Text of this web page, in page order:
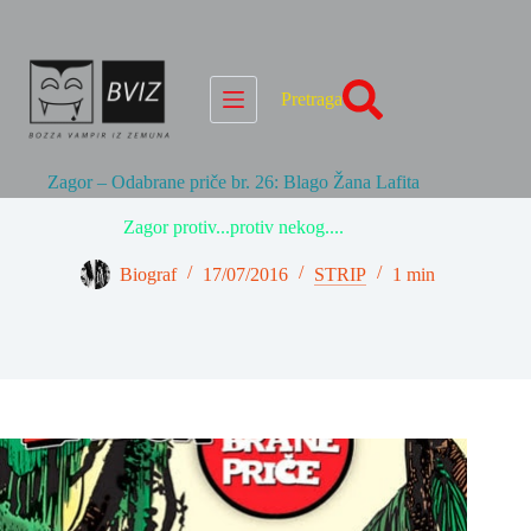
Pretraga
Zagor – Odabrane priče br. 26: Blago Žana Lafita
Zagor protiv...protiv nekog....
Biograf 17/07/2016 STRIP 1 min